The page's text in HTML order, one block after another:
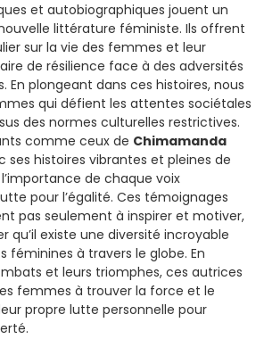
et autobiographiques jouent un
littérature féministe. Ils offrent
sur la vie des femmes et leur
de résilience face à des adversités
En plongeant dans ces histoires, nous
qui défient les attentes sociétales
des normes culturelles restrictives.
comme ceux de Chimamanda
ses histoires vibrantes et pleines de
de chaque voix
pour l’égalité. Ces témoignages
pas seulement à inspirer et motiver,
qu’il existe une diversité incroyable
féminines à travers le globe. En
et leurs triomphes, ces autrices
femmes à trouver la force et le
propre lutte personnelle pour